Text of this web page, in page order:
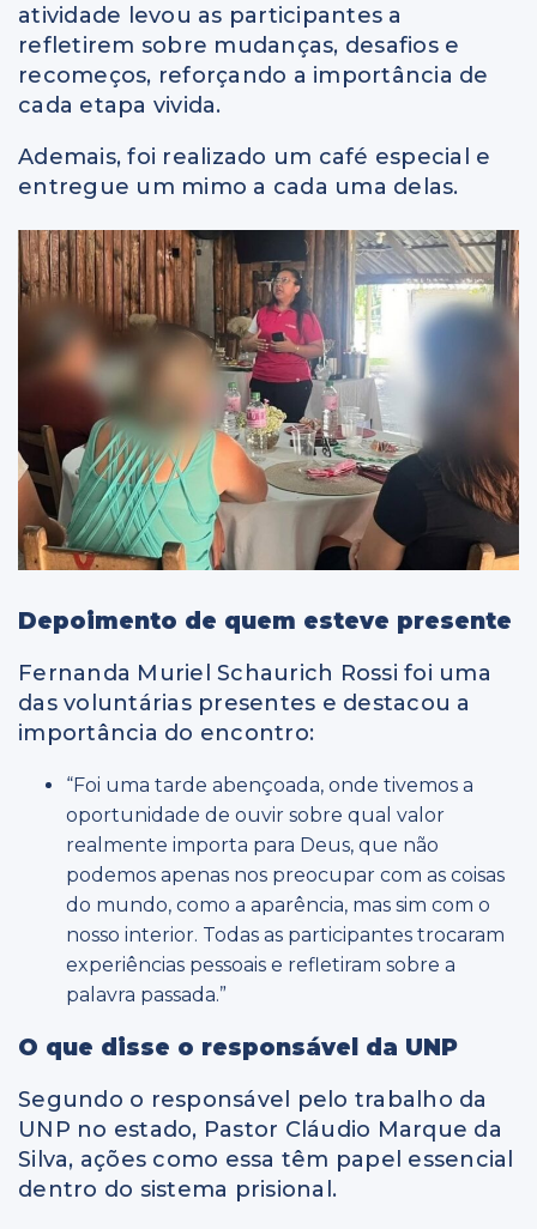
atividade levou as participantes a
refletirem sobre mudanças, desafios e
recomeços, reforçando a importância de
cada etapa vivida.
Ademais, foi realizado um café especial e
entregue um mimo a cada uma delas.
Depoimento de quem esteve presente
Fernanda Muriel Schaurich Rossi foi uma
das voluntárias presentes e destacou a
importância do encontro:
“Foi uma tarde abençoada, onde tivemos a
oportunidade de ouvir sobre qual valor
realmente importa para Deus, que não
podemos apenas nos preocupar com as coisas
do mundo, como a aparência, mas sim com o
nosso interior. Todas as participantes trocaram
experiências pessoais e refletiram sobre a
palavra passada.”
O que disse o responsável da UNP
Segundo o responsável pelo trabalho da
UNP no estado, Pastor Cláudio Marque da
Silva, ações como essa têm papel essencial
dentro do sistema prisional.